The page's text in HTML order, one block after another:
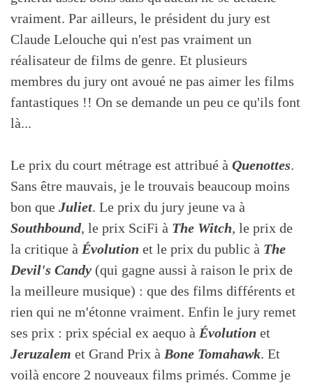
vraiment. Par ailleurs, le président du jury est
Claude Lelouche qui n'est pas vraiment un
réalisateur de films de genre. Et plusieurs
membres du jury ont avoué ne pas aimer les films
fantastiques !! On se demande un peu ce qu'ils font
là...
Le prix du court métrage est attribué à Quenottes.
Sans être mauvais, je le trouvais beaucoup moins
bon que Juliet. Le prix du jury jeune va à
Southbound, le prix SciFi à The Witch, le prix de
la critique à Évolution et le prix du public à The
Devil's Candy (qui gagne aussi à raison le prix de
la meilleure musique) : que des films différents et
rien qui ne m'étonne vraiment. Enfin le jury remet
ses prix : prix spécial ex aequo à Évolution et
Jeruzalem et Grand Prix à Bone Tomahawk. Et
voilà encore 2 nouveaux films primés. Comme je